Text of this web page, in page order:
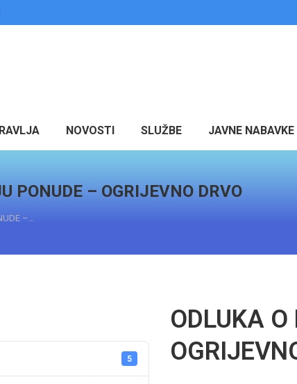
NOVOSTI SLUŽBE JAVNE NABAVKE
PONUDE – OGRIJEVNO DRVO
–…
5
ODLUKA